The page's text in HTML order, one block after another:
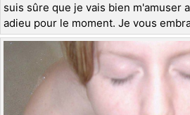
suis sûre que je vais bien m'amuser
adieu pour le moment. Je vous